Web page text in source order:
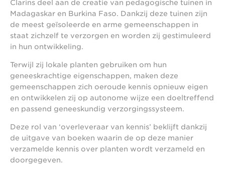
Clarins deel aan de creatie van pedagogische tuinen in
Madagaskar en Burkina Faso. Dankzij deze tuinen zijn
de meest geïsoleerde en arme gemeenschappen in
staat zichzelf te verzorgen en worden zij gestimuleerd
in hun ontwikkeling.
Terwijl zij lokale planten gebruiken om hun
geneeskrachtige eigenschappen, maken deze
gemeenschappen zich oeroude kennis opnieuw eigen
en ontwikkelen zij op autonome wijze een doeltreffend
en passend geneeskundig verzorgingssysteem.
Deze rol van ‘overleveraar van kennis’ beklijft dankzij
de uitgave van boeken waarin de op deze manier
verzamelde kennis over planten wordt verzameld en
doorgegeven.